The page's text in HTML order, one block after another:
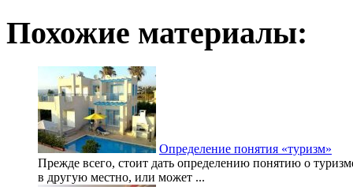
Похожие материалы:
Определение понятия «туризм»
Прежде всего, стоит дать определению понятию о
в другую местно, или может ...